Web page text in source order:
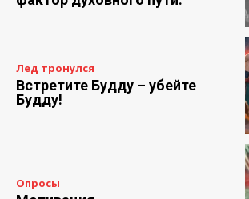
Лед тронулся
Встретите Будду – убейте
Будду!
Опросы